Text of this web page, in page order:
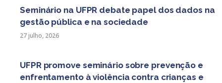
Seminário na UFPR debate papel dos dados na
gestão pública e na sociedade
27 julho, 2026
UFPR promove seminário sobre prevenção e
enfrentamento à violência contra crianças e